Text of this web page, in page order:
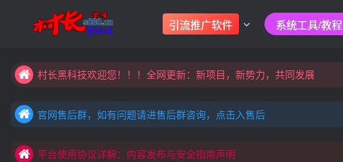
引流推广软件 系统工具/教程
村长黑科技欢迎您！！！全网更新：新项目，新势力，共同发展
村长黑科技欢迎您！！！全网更新：新项目，新势力，共同发展
官网售后群，如有问题请进售后群咨询，点击入售后
平台使用协议详解：内容发布与安全指南声明